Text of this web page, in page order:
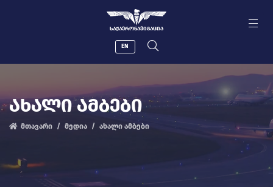
ᲡᲐᲥᲐᲔᲠᲝᲜᲐᲕᲘᲒᲐᲪᲘᲐ
EN
ᲐᲮᲐᲚᲘ ᲐᲛᲑᲔᲑᲘ
მთავარი მედია ახალი ამბები